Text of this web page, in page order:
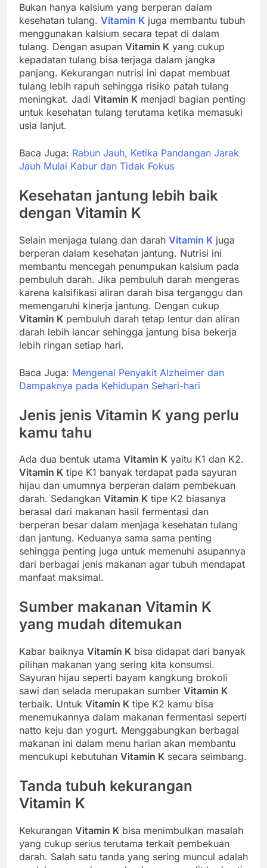
Bukan hanya kalsium yang berperan dalam
kesehatan tulang. Vitamin K juga membantu tubuh
menggunakan kalsium secara tepat di dalam
tulang. Dengan asupan Vitamin K yang cukup
kepadatan tulang bisa terjaga dalam jangka
panjang. Kekurangan nutrisi ini dapat membuat
tulang lebih rapuh sehingga risiko patah tulang
meningkat. Jadi Vitamin K menjadi bagian penting
untuk kesehatan tulang terutama ketika memasuki
usia lanjut.
Baca Juga: Rabun Jauh, Ketika Pandangan Jarak
Jauh Mulai Kabur dan Tidak Fokus
Kesehatan jantung lebih baik
dengan Vitamin K
Selain menjaga tulang dan darah Vitamin K juga
berperan dalam kesehatan jantung. Nutrisi ini
membantu mencegah penumpukan kalsium pada
pembuluh darah. Jika pembuluh darah mengeras
karena kalsifikasi aliran darah bisa terganggu dan
memengaruhi kinerja jantung. Dengan cukup
Vitamin K pembuluh darah tetap lentur dan aliran
darah lebih lancar sehingga jantung bisa bekerja
lebih ringan setiap hari.
Baca Juga: Mengenal Penyakit Alzheimer dan
Dampaknya pada Kehidupan Sehari-hari
Jenis jenis Vitamin K yang perlu
kamu tahu
Ada dua bentuk utama Vitamin K yaitu K1 dan K2.
Vitamin K tipe K1 banyak terdapat pada sayuran
hijau dan umumnya berperan dalam pembekuan
darah. Sedangkan Vitamin K tipe K2 biasanya
berasal dari makanan hasil fermentasi dan
berperan besar dalam menjaga kesehatan tulang
dan jantung. Keduanya sama sama penting
sehingga penting juga untuk memenuhi asupannya
dari berbagai jenis makanan agar tubuh mendapat
manfaat maksimal.
Sumber makanan Vitamin K
yang mudah ditemukan
Kabar baiknya Vitamin K bisa didapat dari banyak
pilihan makanan yang sering kita konsumsi.
Sayuran hijau seperti bayam kangkung brokoli
sawi dan selada merupakan sumber Vitamin K
terbaik. Untuk Vitamin K tipe K2 kamu bisa
menemukannya dalam makanan fermentasi seperti
natto keju dan yogurt. Menggabungkan berbagai
makanan ini dalam menu harian akan membantu
mencukupi kebutuhan Vitamin K secara seimbang.
Tanda tubuh kekurangan
Vitamin K
Kekurangan Vitamin K bisa menimbulkan masalah
yang cukup serius terutama terkait pembekuan
darah. Salah satu tanda yang sering muncul adalah